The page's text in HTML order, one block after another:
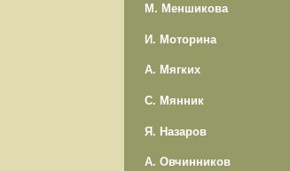
М. Меншикова
И. Моторина
А. Мягких
С. Мянник
Я. Назаров
А. Овчинников